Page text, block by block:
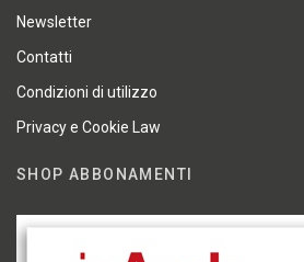
Newsletter
Contatti
Condizioni di utilizzo
Privacy e Cookie Law
SHOP ABBONAMENTI